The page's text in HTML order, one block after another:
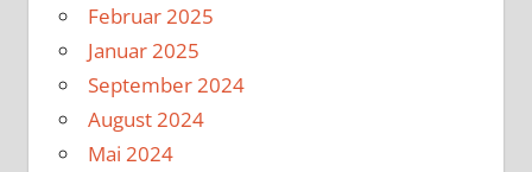
Februar 2025
Januar 2025
September 2024
August 2024
Mai 2024